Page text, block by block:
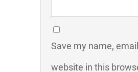
Save my name,
website in this